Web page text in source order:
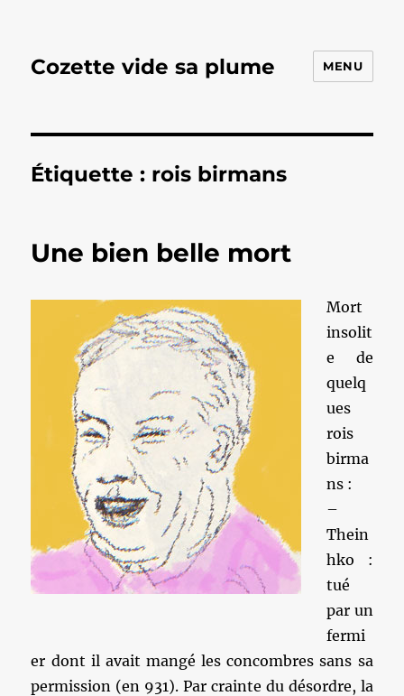
Cozette vide sa plume MENU
Étiquette : rois birmans
Une bien belle mort
Mort
insolit
e de
quelq
ues
rois
birma
ns :
–
Thein
hko :
tué
par un
fermi
er dont il avait mangé les concombres sans sa
permission (en 931). Par crainte du désordre, la